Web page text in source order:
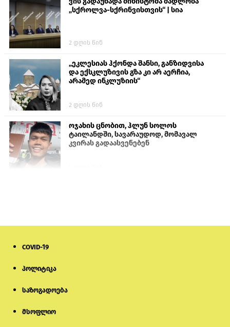
„სქროლვა-სქრინვისთვის“ | სია
2 დღის წინ
„ეკლესიას ჰქონდა შანსი, განზიდვისა
და ექსკლუზივის გზა კი არ აერჩია,
არამედ ინკლუზიის“
2 დღის წინ
ოჯახის ცნობით, ჰლუნ სოლოს
ტაილანდში, სავარაუდოდ, მომავალ
კვირას გადაასვენებენ
COVID-19
პოლიტიკა
საზოგადოება
მსოფლიო